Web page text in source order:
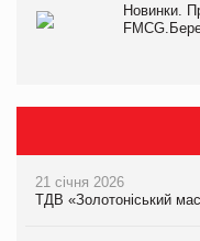
Новинки.
21 січня 2026
ТДВ «Золотоніський